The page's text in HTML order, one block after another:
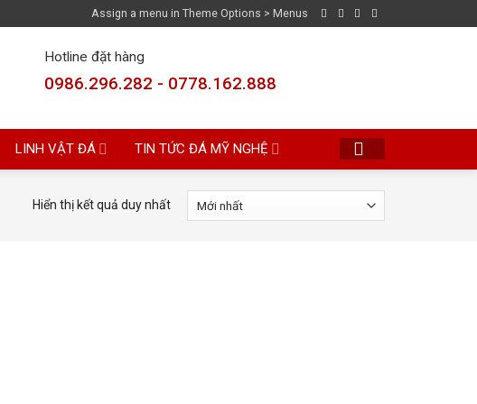
Assign a menu in Theme Options > Menus
Hotline đặt hàng
0986.296.282 - 0778.162.888
LINH VẬT ĐÁ TIN TỨC ĐÁ MỸ NGHỆ
Hiển thị kết quả duy nhất